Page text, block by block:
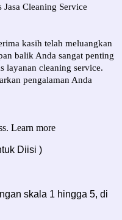
Jasa Cleaning Service
kasih telah meluangkan
balik Anda sangat penting
layanan cleaning service.
pengalaman Anda
Learn more
Diisi )
skala 1 hingga 5, di